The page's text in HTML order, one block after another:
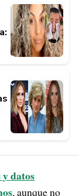
datos
, aunque no